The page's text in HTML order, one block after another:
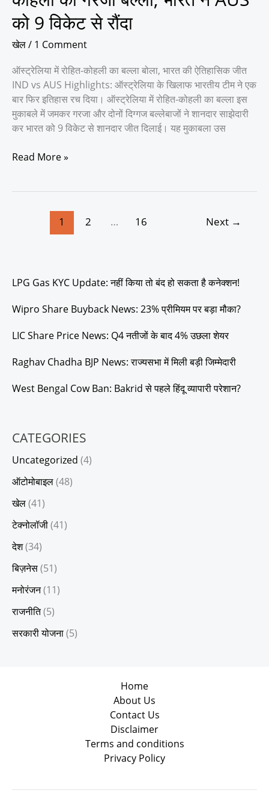
को 9 विकेट से रौंदा
खेल/ 1 Comment
ऑस्ट्रेलिया में रोहित-कोहली का बल्ला बोला, भारत की ऐतिहासिक जीत
IND vs AUS Highlights: ऑस्ट्रेलिया के खिलाफ भारतीय टीम ने एक
बार फिर इतिहास रच दिया। ऑस्ट्रेलिया में रोहित-कोहली का बल्ला इस
मुकाबले में जमकर गरजा और दोनों दिग्गज बल्लेबाजों ने शानदार साझेदारी
कर भारत को 9 विकेट से शानदार जीत दिलाई। यह मुकाबला उस
विकेट
से
रौंदा
Read More »
1 2 … 16 Next →
LPG Gas KYC Update: नहीं किया तो बंद हो सकता है कनेक्शन!
Wipro Share Buyback News: 23% प्रीमियम पर बड़ा मौका?
LIC Share Price News: Q4 नतीजों के बाद 4% उछला शेयर
Raghav Chadha BJP News: राज्यसभा में मिली बड़ी जिम्मेदारी
West Bengal Cow Ban: Bakrid से पहले हिंदू व्यापारी परेशान?
CATEGORIES
Uncategorized (4)
ऑटोमोबाइल(48)
खेल(41)
टेक्नोलॉजी(41)
देश(34)
बिज़नेस(51)
मनोरंजन(11)
राजनीति(5)
सरकारी योजना(5)
Home
About Us
Contact Us
Disclaimer
Terms and conditions
Privacy Policy